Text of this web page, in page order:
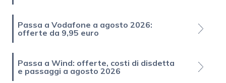
Passa a Vodafone a agosto 2026:
offerte da 9,95 euro
Passa a Wind: offerte, costi di disdetta
e passaggi a agosto 2026